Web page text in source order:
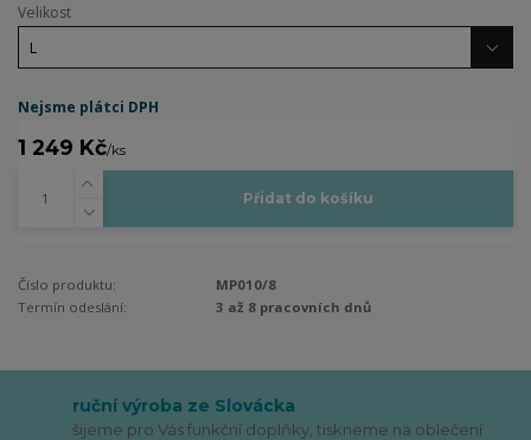
Velikost
Nejsme plátci DPH
1 249 Kč/ks
Přidat do košíku
Číslo produktu:
MP010/8
Termín odeslání:
3 až 8 pracovních dnů
ruční výroba ze Slovácka
šijeme pro Vás funkční doplňky, tiskneme na oblečení